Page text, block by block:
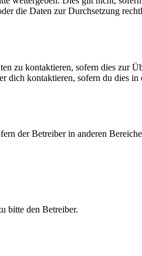
die Daten zur Durchsetzung
zu kontaktieren, sofern dies zur
dich kontaktieren, sofern du dies in
der Betreiber in anderen
bitte den Betreiber.